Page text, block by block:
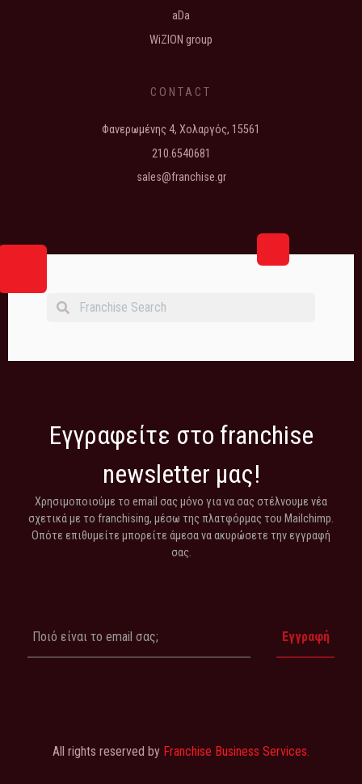
aDa
WiZION group
CONTACT
Φανερωμένης 4, Χολαργός, 15561
210.6540681
sales@franchise.gr
Εγγραφείτε στο franchise
newsletter μας!
Χρησιμοποιούμε το email σας μόνο για να σας στέλνουμε νέα
σχετικά με το franchising, μέσω της πλατφόρμας του Mailchimp.
Οπότε επιθυμείτε μπορείτε άμεσα να ακυρώσετε την εγγραφή
σας.
All rights reserved by Franchise Business Services.